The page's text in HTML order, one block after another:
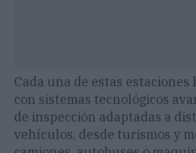
Cada una de estas estaciones
con sistemas tecnológicos
de inspección adaptadas a
vehículos, desde turismos y